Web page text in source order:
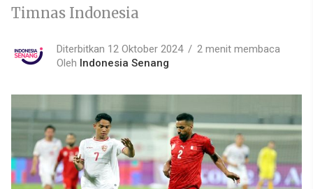
Timnas Indonesia
Diterbitkan 12 Oktober 2024
2 menit membaca
Oleh Indonesia Senang